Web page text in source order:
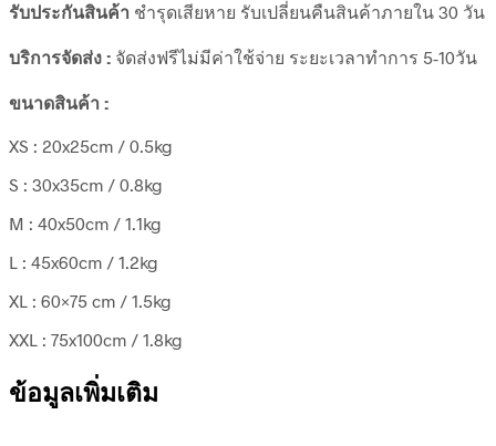
รับประกันสินค้า ชำรุดเสียหาย รับเปลี่ยนคืนสินค้าภายใน 30 วัน
บริการจัดส่ง : จัดส่งฟรีไม่มีค่าใช้จ่าย ระยะเวลาทำการ 5-10วัน
ขนาดสินค้า :
XS : 20x25cm / 0.5kg
S : 30x35cm / 0.8kg
M : 40x50cm / 1.1kg
L : 45x60cm / 1.2kg
XL : 60×75 cm / 1.5kg
XXL : 75x100cm / 1.8kg
ข้อมูลเพิ่มเติม